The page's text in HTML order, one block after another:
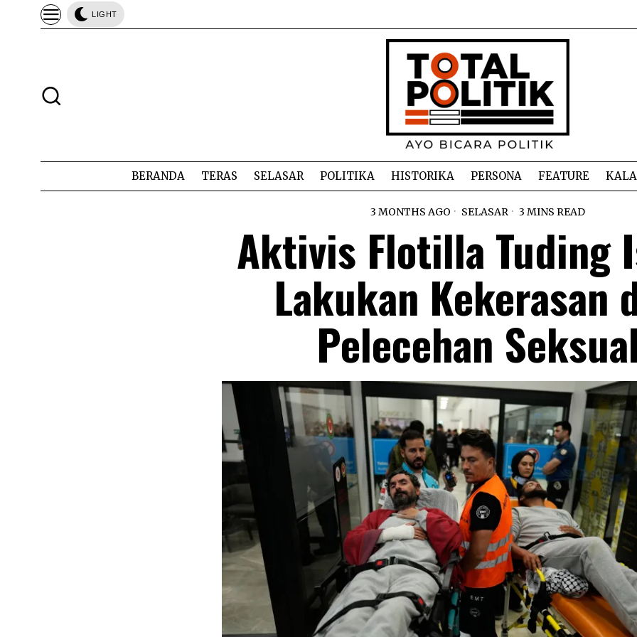
LIGHT
BERANDA TERAS SELASAR POLITIKA HISTORIKA PERSONA FEATURE
3 MONTHS AGO SELASAR 3 MINS READ
Aktivis Flotilla Tuding
Lakukan Kekerasan
Pelecehan